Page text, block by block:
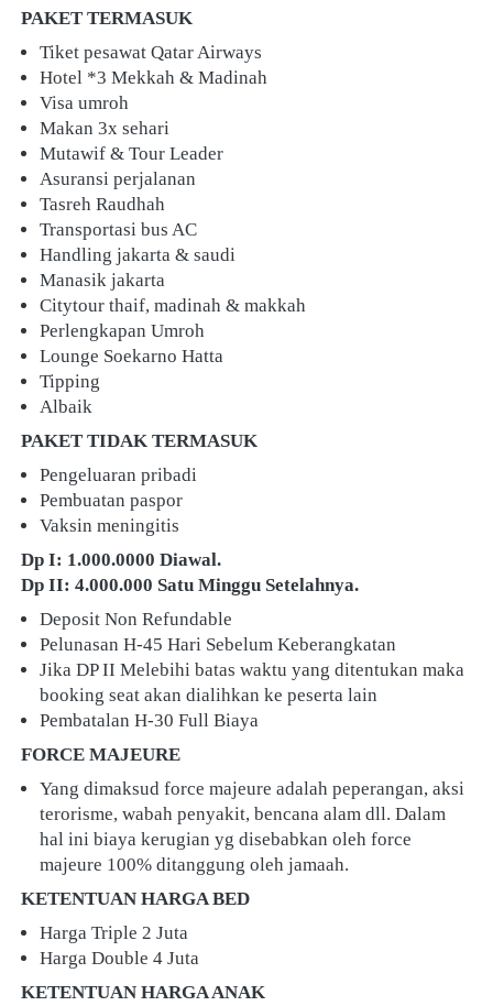
PAKET TERMASUK
Tiket pesawat Qatar Airways
Hotel *3 Mekkah & Madinah
Visa umroh
Makan 3x sehari
Mutawif & Tour Leader
Asuransi perjalanan
Tasreh Raudhah
Transportasi bus AC
Handling jakarta & saudi
Manasik jakarta
Citytour thaif, madinah & makkah
Perlengkapan Umroh
Lounge Soekarno Hatta
Tipping
Albaik
PAKET TIDAK TERMASUK
Pengeluaran pribadi
Pembuatan paspor
Vaksin meningitis
Dp I: 1.000.0000 Diawal.
Dp II: 4.000.000 Satu Minggu Setelahnya.
Deposit Non Refundable
Pelunasan H-45 Hari Sebelum Keberangkatan
Jika DP II Melebihi batas waktu yang ditentukan maka
booking seat akan dialihkan ke peserta lain
Pembatalan H-30 Full Biaya
FORCE MAJEURE
Yang dimaksud force majeure adalah peperangan, aksi
terorisme, wabah penyakit, bencana alam dll. Dalam
hal ini biaya kerugian yg disebabkan oleh force
majeure 100% ditanggung oleh jamaah.
KETENTUAN HARGA BED
Harga Triple 2 Juta
Harga Double 4 Juta
KETENTUAN HARGA ANAK